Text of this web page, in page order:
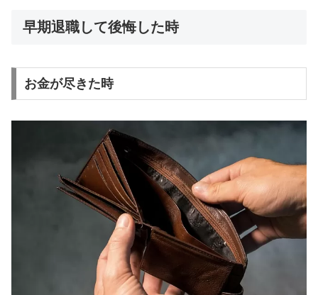
早期退職して後悔した時
お金が尽きた時